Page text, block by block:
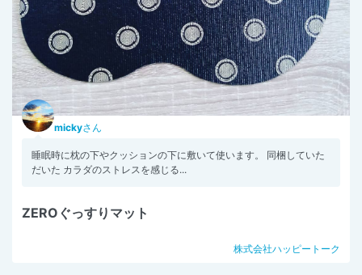
mickyさん
睡眠時に枕の下やクッションの下に敷いて使います。 同梱していた
だいた カラダのストレスを感じる...
ZEROぐっすりマット
株式会社ハッピートーク